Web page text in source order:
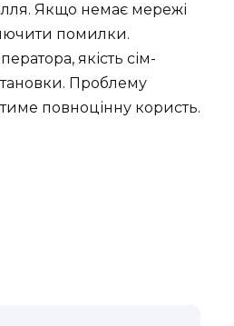
Якщо немає мережі
помилки.
якість сім-
Проблему
повноцінну користь.